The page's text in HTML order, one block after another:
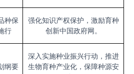
种保
行
强化知识产权保护，激励育种
创新中国政府网。
纲要
深入实施种业振兴行动，推进
生物育种产业化，保障种源安